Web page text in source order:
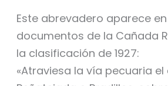
Este abrevadero aparece
documentos de la Cañada
la clasificación de 1927:
«Atraviesa la vía pecuaria